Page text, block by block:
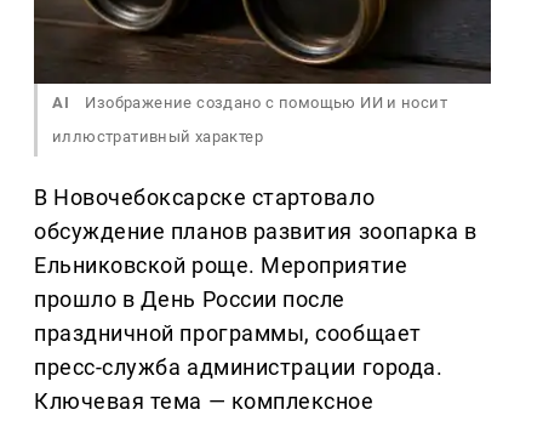
AI
Изображение создано с помощью ИИ и носит
иллюстративный характер
В Новочебоксарске стартовало
обсуждение планов развития зоопарка в
Ельниковской роще. Мероприятие
прошло в День России после
праздничной программы, сообщает
пресс-служба администрации города.
Ключевая тема — комплексное